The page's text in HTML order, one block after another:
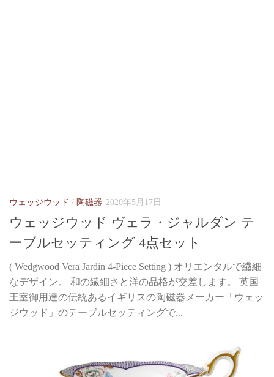
ウェッジウッド / 陶磁器 2020年5月17日
ウェッジウッド ヴェラ・ジャルダン テ
ーブルセッティング 4点セット
( Wedgwood Vera Jardin 4-Piece Setting ) オリエンタルで繊細
なデザイン。 和の繊細さと洋の品格が交差します。 英国
王室御用達の伝統あるイギリスの陶磁器メーカー「ウェッ
ジウッド」のテーブルセッティングで...